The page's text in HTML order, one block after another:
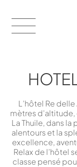
L’hôtel Re
mètres
La Thuile, dans
alentours et la
excellence,
Relax de l’hôtel
classe pensé